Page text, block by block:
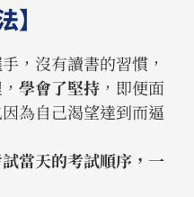
】
，沒有讀書的習慣，
學會了堅持，即便面
為自己渴望達到而逼
當天的考試順序，一